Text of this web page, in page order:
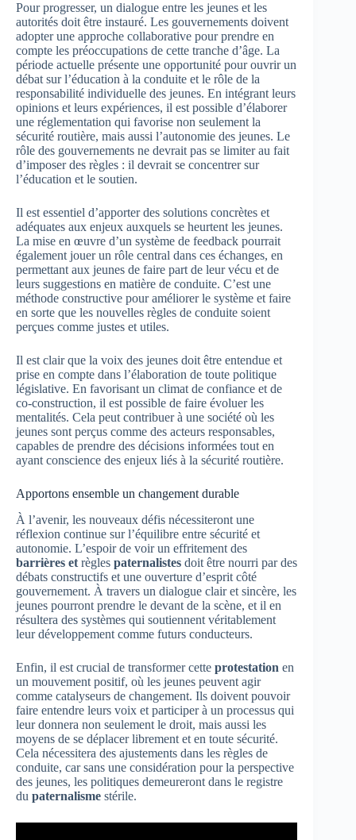
Pour progresser, un dialogue entre les jeunes et les
autorités doit être instauré. Les gouvernements doivent
adopter une approche collaborative pour prendre en
compte les préoccupations de cette tranche d’âge. La
période actuelle présente une opportunité pour ouvrir un
débat sur l’éducation à la conduite et le rôle de la
responsabilité individuelle des jeunes. En intégrant leurs
opinions et leurs expériences, il est possible d’élaborer
une réglementation qui favorise non seulement la
sécurité routière, mais aussi l’autonomie des jeunes. Le
rôle des gouvernements ne devrait pas se limiter au fait
d’imposer des règles : il devrait se concentrer sur
l’éducation et le soutien.
Il est essentiel d’apporter des solutions concrètes et
adéquates aux enjeux auxquels se heurtent les jeunes.
La mise en œuvre d’un système de feedback pourrait
également jouer un rôle central dans ces échanges, en
permettant aux jeunes de faire part de leur vécu et de
leurs suggestions en matière de conduite. C’est une
méthode constructive pour améliorer le système et faire
en sorte que les nouvelles règles de conduite soient
perçues comme justes et utiles.
Il est clair que la voix des jeunes doit être entendue et
prise en compte dans l’élaboration de toute politique
législative. En favorisant un climat de confiance et de
co-construction, il est possible de faire évoluer les
mentalités. Cela peut contribuer à une société où les
jeunes sont perçus comme des acteurs responsables,
capables de prendre des décisions informées tout en
ayant conscience des enjeux liés à la sécurité routière.
Apportons ensemble un changement durable
À l’avenir, les nouveaux défis nécessiteront une
réflexion continue sur l’équilibre entre sécurité et
autonomie. L’espoir de voir un effritement des
barrières et règles paternalistes doit être nourri par des
débats constructifs et une ouverture d’esprit côté
gouvernement. À travers un dialogue clair et sincère, les
jeunes pourront prendre le devant de la scène, et il en
résultera des systèmes qui soutiennent véritablement
leur développement comme futurs conducteurs.
Enfin, il est crucial de transformer cette protestation en
un mouvement positif, où les jeunes peuvent agir
comme catalyseurs de changement. Ils doivent pouvoir
faire entendre leurs voix et participer à un processus qui
leur donnera non seulement le droit, mais aussi les
moyens de se déplacer librement et en toute sécurité.
Cela nécessitera des ajustements dans les règles de
conduite, car sans une considération pour la perspective
des jeunes, les politiques demeureront dans le registre
du paternalisme stérile.